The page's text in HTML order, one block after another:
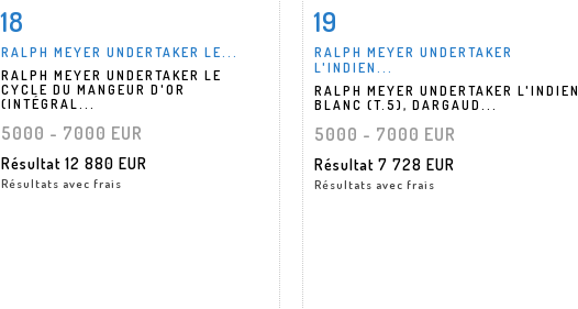
Fiche détaillée
18
RALPH MEYER UNDERTAKER LE...
RALPH MEYER UNDERTAKER LE
CYCLE DU MANGEUR D'OR
(INTÉGRAL...
5000 - 7000 EUR
Résultat 12 880 EUR
Résultats avec frais
Fiche détaillée
19
RALPH MEYER UNDERTAKER
L'INDIEN...
RALPH MEYER UNDERTAKER L'INDIEN
BLANC (T.5), DARGAUD...
5000 - 7000 EUR
Résultat 7 728 EUR
Résultats avec frais